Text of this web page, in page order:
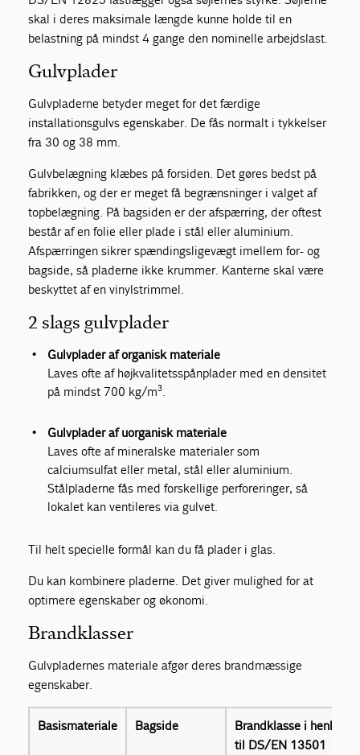
skal i deres maksimale længde kunne holde til en
belastning på mindst 4 gange den nominelle arbejdslast.
Gulvplader
Gulvpladerne betyder meget for det færdige
installationsgulvs egenskaber. De fås normalt i tykkelser
fra 30 og 38 mm.
Gulvbelægning klæbes på forsiden. Det gøres bedst på
fabrikken, og der er meget få begrænsninger i valget af
topbelægning. På bagsiden er der afspærring, der oftest
består af en folie eller plade i stål eller aluminium.
Afspærringen sikrer spændingsligevægt imellem for- og
bagside, så pladerne ikke krummer. Kanterne skal være
beskyttet af en vinylstrimmel.
2 slags gulvplader
Gulvplader af organisk materiale
Laves ofte af højkvalitetsspånplader med en densitet
på mindst 700 kg/m3.
Gulvplader af uorganisk materiale
Laves ofte af mineralske materialer som
calciumsulfat eller metal, stål eller aluminium.
Stålpladerne fås med forskellige perforeringer, så
lokalet kan ventileres via gulvet.
Til helt specielle formål kan du få plader i glas.
Du kan kombinere pladerne. Det giver mulighed for at
optimere egenskaber og økonomi.
Brandklasser
Gulvpladernes materiale afgør deres brandmæssige
egenskaber.
Basismateriale Bagside
Brandklasse i henhold
til DS/EN 13501